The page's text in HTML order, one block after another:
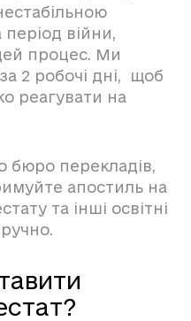
період війни,
процес. Ми
2 робочі дні, щоб
реагувати на
бюро перекладів,
апостиль на
та інші освітні